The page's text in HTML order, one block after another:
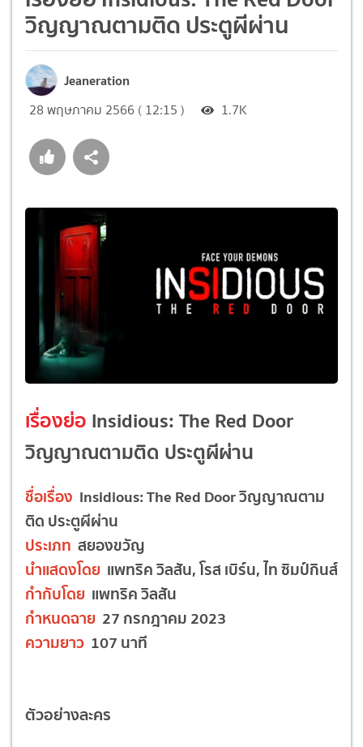
วิญญาณตามติด ประตูผีผ่าน
Jeaneration
28 พฤษภาคม 2566 ( 12:15 ) 1.7K
เรื่องย่อ Insidious: The Red Door
วิญญาณตามติด ประตูผีผ่าน
ชื่อเรื่อง Insidious: The Red Door วิญญาณตาม
ติด ประตูผีผ่าน
ประเภท สยองขวัญ
นำแสดงโดย แพทริค วิลสัน, โรส เบิร์น, ไท ซิมป์กินส์
กำกับโดย แพทริค วิลสัน
กำหนดฉาย 27 กรกฎาคม 2023
ความยาว 107 นาที
ตัวอย่างละคร